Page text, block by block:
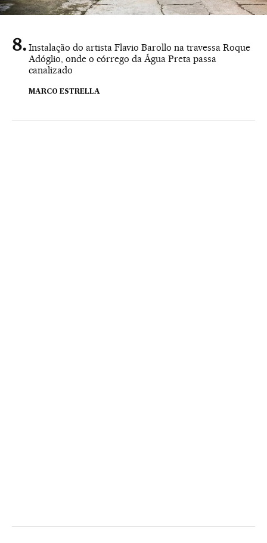
Instalação do artista Flavio Barollo na travessa Roque
Adóglio, onde o córrego da Água Preta passa
canalizado
MARCO ESTRELLA